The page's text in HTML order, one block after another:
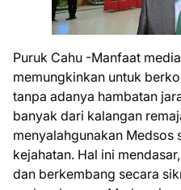
Puruk Cahu -Manfaat
memungkinkan untuk
tanpa adanya hambatan
banyak dari kalangan
menyalahgunakan Medsos
kejahatan. Hal ini
dan berkembang secara